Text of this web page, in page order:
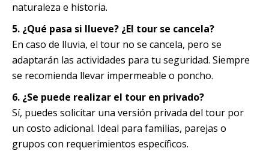
naturaleza e historia.
5. ¿Qué pasa si llueve? ¿El tour se cancela?
En caso de lluvia, el tour no se cancela, pero se
adaptarán las actividades para tu seguridad. Siempre
se recomienda llevar impermeable o poncho.
6. ¿Se puede realizar el tour en privado?
Sí, puedes solicitar una versión privada del tour por
un costo adicional. Ideal para familias, parejas o
grupos con requerimientos específicos.